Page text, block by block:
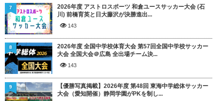
2026年度 アストロスポーツ 和倉ユースサッカー大会 (石
川) 前橋育英と日大藤沢が決勝進出...
143
7
2026年度 全国中学校体育大会 第57回全国中学校サッカー
大会 全国大会＠広島 全出場チーム決...
143
8
【優勝写真掲載】2026年度 第48回 東海中学総体サッカー
大会（愛知開催）静岡学園がPKを制し...
9